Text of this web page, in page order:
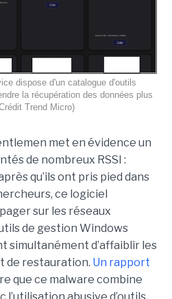
dispose d'un catalogue d'outils
la récupération des données plus
Trend Micro)
met en évidence un
de nombreux RSSI :
qu’ils ont pris pied dans
ce logiciel
sur les réseaux
de gestion Windows
simultanément d’affaiblir les
de restauration. Un rapport
que ce malware combine